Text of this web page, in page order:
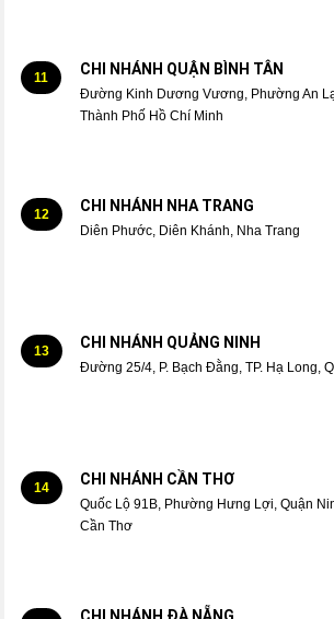
11 CHI NHÁNH QUẬN BÌNH TÂN
Đường Kinh Dương Vương, Phường An
Thành Phố Hồ Chí Minh
12 CHI NHÁNH NHA TRANG
Diên Phước, Diên Khánh, Nha Trang
13 CHI NHÁNH QUẢNG NINH
Đường 25/4, P. Bạch Đằng, TP. Hạ Long,
14 CHI NHÁNH CẦN THƠ
Quốc Lộ 91B, Phường Hưng Lợi, Quận
Cần Thơ